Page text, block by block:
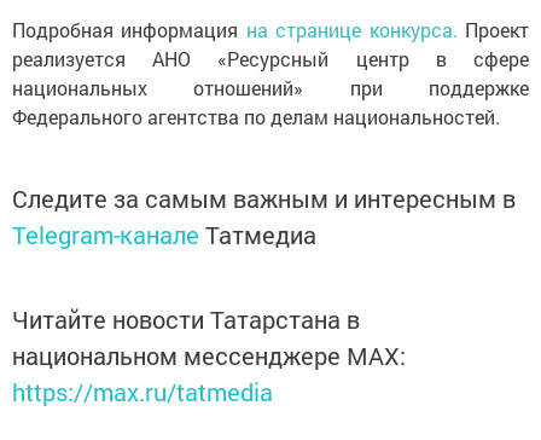
Подробная информация на странице конкурса. Проект
реализуется АНО «Ресурсный центр в сфере
национальных отношений» при поддержке
Федерального агентства по делам национальностей.
Следите за самым важным и интересным в
Telegram-канале Татмедиа
Читайте новости Татарстана в
национальном мессенджере MАХ:
https://max.ru/tatmedia